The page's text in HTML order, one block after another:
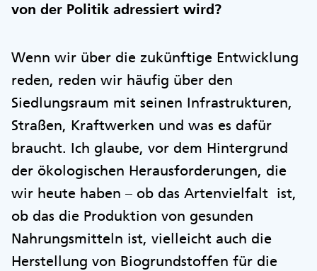
von der Politik adressiert wird?
Wenn wir über die zukünftige Entwicklung
reden, reden wir häufig über den
Siedlungsraum mit seinen Infrastrukturen,
Straßen, Kraftwerken und was es dafür
braucht. Ich glaube, vor dem Hintergrund
der ökologischen Herausforderungen, die
wir heute haben – ob das Artenvielfalt ist,
ob das die Produktion von gesunden
Nahrungsmitteln ist, vielleicht auch die
Herstellung von Biogrundstoffen für die